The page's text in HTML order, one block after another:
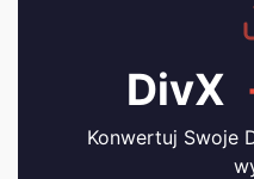
DivX
Konwertuj Swoje